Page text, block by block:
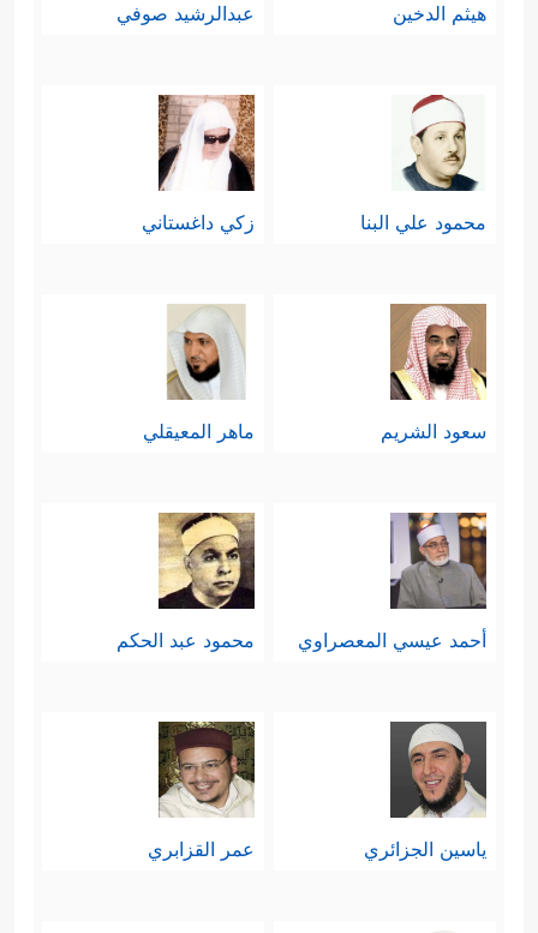
هيثم الدخين عبدالرشيد صوفي
محمود علي البنا زكي داغستاني
سعود الشريم ماهر المعيقلي
أحمد عيسي المعصراوي محمود عبد الحكم
ياسين الجزائري عمر القزابري